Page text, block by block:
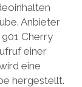
Anbieter
Cherry
einer
eine
hergestellt.